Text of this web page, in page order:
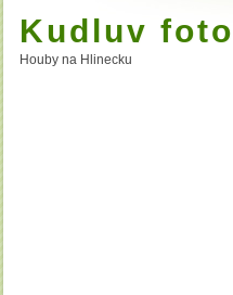
Kudluv
Houby na Hlinecku